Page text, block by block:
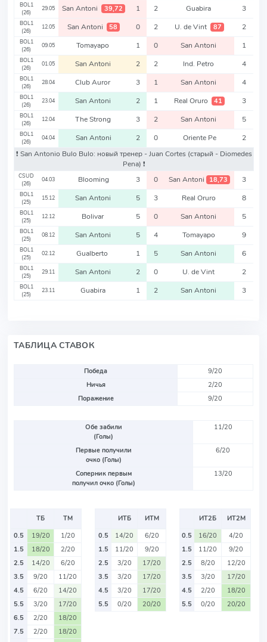
BOL1
(26)
29.05 San Antoni 39,72 1 2 Guabira 3
BOL1
(26)
12.05 San Antoni 58 0 2 U. de Vint 87 2
BOL1
(26)
09.05 Tomayapo 1 0 San Antoni 1
BOL1
(26)
01.05 San Antoni 2 2 Ind. Petro 4
BOL1
(26)
28.04 Club Auror 3 1 San Antoni 4
BOL1
(26)
23.04 San Antoni 2 1 Real Oruro 41 3
BOL1
(26)
12.04 The Strong 3 2 San Antoni 5
BOL1
(26)
04.04 San Antoni 2 0 Oriente Pe
2
❗️ San Antonio Bulo Bulo: новый тренер - Juan Cortes (старый - Diomedes
Pena) ❗️
CSUD
(26)
04.03 Blooming 3 0 San Antoni 18,73 3
BOL1
(25)
15.12 San Antoni 5 3 Real Oruro 8
BOL1
(25)
12.12 Bolivar 5 0 San Antoni 5
BOL1
(25)
08.12 San Antoni 5 4 Tomayapo 9
BOL1
(25)
02.12 Gualberto 1 5 San Antoni 6
BOL1
(25)
29.11 San Antoni 2 0 U. de Vint 2
BOL1
(25)
23.11 Guabira 1 2 San Antoni 3
ТАБЛИЦА СТАВОК
Победа
9/20
Ничья
2/20
Поражение
9/20
Обе забили
(Голы)
11/20
Первые получили
очко (Голы)
6/20
Соперник первым
получил очко (Голы)
13/20
ТБ
ТМ
0.5
19/20
1/20
1.5
18/20
2/20
2.5
14/20
6/20
3.5
9/20
11/20
4.5
6/20
14/20
5.5
3/20
17/20
6.5
2/20
18/20
7.5
2/20
18/20
ИТБ
ИТМ
0.5
14/20
6/20
1.5
11/20
9/20
2.5
3/20
17/20
3.5
3/20
17/20
4.5
3/20
17/20
5.5
0/20 20/20
ИТ2Б
ИТ2М
0.5
16/20
4/20
1.5
11/20
9/20
2.5
8/20
12/20
3.5
3/20
17/20
4.5
2/20
18/20
5.5
0/20 20/20